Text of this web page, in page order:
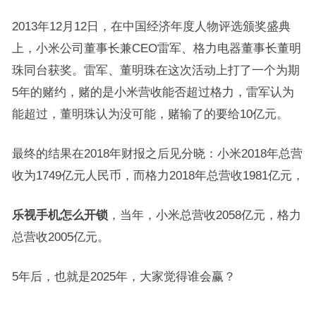
2013年12月12日，在中国经济年度人物评选颁奖盛典
上，小米公司董事长兼CEO雷军、格力电器董事长董明
珠同台获奖。雷军、董明珠在这次活动上打了一个为期
5年的赌约，赌的是小米营收能否超过格力，雷军认为
能超过，董明珠认为没可能，赌输了的要给10亿元。
最终的结果在2018年财报之后见分晓：小米2018年总营
收为1749亿元人民币，而格力2018年总营收1981亿元，
乐视手机怎么开锁，当年，小米总营收2058亿元，格力
总营收2005亿元。
5年后，也就是2025年，大家觉得谁会赢？